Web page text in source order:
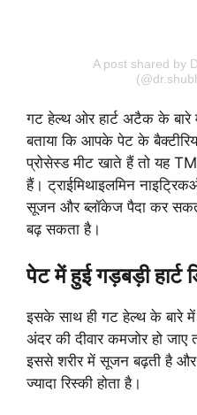
A post shared by
गट हेल्थ ओर हार्ट अटैक के
बताया कि आपके पेट के
प्रोसेस्ड मीट खाते हैं तो यह
हैं। ट्राईमिथाइलमिन
सूजन और ब्लॉकेज पैदा कर
बढ़ सकता है।
पेट में हुई गड़बड़ी हार्ट
इसके साथ ही गट हेल्थ के बारे
अंदर की दीवार कमजोर हो
इससे शरीर में सूजन बढ़ती है और
ज्यादा रिस्की होता है।